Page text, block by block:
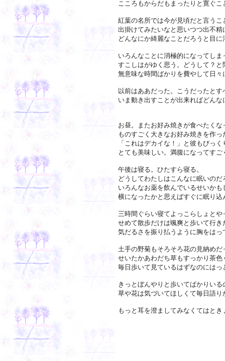
こころもからだもまったりと寛ぐこ
紅葉の名所では今が見頃だと言うこ
出掛けてみたいなと思いつつ出不精
どんなにか綺麗なことだろうと目
いろんなことに消極的になってしま
すこしはがゆく思う。どうして？と
無意味な時間ばかりを費やして日
以前はああだった。こうだったと
いま動き出すことが出来ればどん
お昼。またお好み焼きが食べたくな
ものすごく大きなお好み焼きを作っ
「これはデカイな！」と彼もびっ
とても美味しい。満腹になってすご
午後は寝る。ひたすら寝る。
どうしてわたしはこんなに眠いのだ
いろんなお薬を飲んでいるせいかも
横になったかと思えばすぐに眠り
三時間ぐらい寝てよっこらしょとや
せめて散歩だけは颯爽と歩いて行き
気だるさを振り払うように胸をはっ
土手の野菊もそろそろ花の見納めだ
せいたかあわだち草もすっかり茶色
毎日歩いて見ているはずなのにはっ
きっとぼんやりと歩いてばかりいる
草や花は気づいてほしくて毎日語
もっと耳を澄ましてみなくてはと